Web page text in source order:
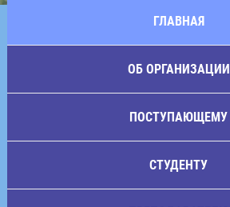
ГЛАВНАЯ
ОБ ОРГАНИЗАЦИИ
ПОСТУПАЮЩЕМУ
СТУДЕНТУ